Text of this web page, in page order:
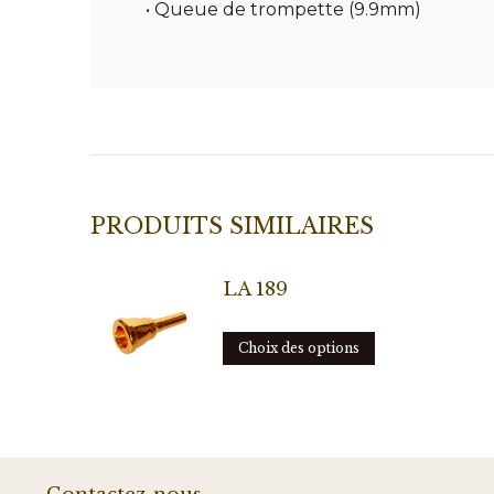
• Queue de trompette (9.9mm)
PRODUITS SIMILAIRES
LA 189
Choix des options
produit
Les